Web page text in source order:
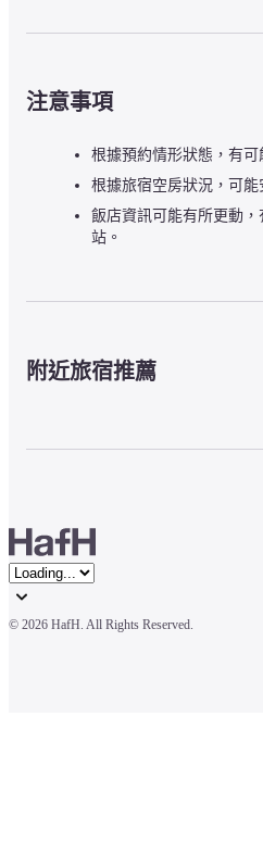
注意事項
根據預約情形狀態，有可
根據旅宿空房狀況，可能
飯店資訊可能有所更動
站。
附近旅宿推薦
© 2026 HafH. All Rights Reserved.